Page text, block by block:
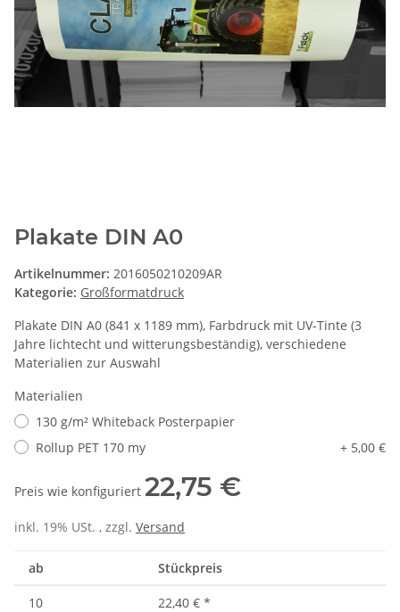
Plakate DIN A0
Artikelnummer: 2016050210209AR
Kategorie: Großformatdruck
Plakate DIN A0 (841 x 1189 mm), Farbdruck mit UV-Tinte (3
Jahre lichtecht und witterungsbeständig), verschiedene
Materialien zur Auswahl
Materialien
130 g/m² Whiteback Posterpapier
Rollup PET 170 my
+ 5,00 €
Preis wie konfiguriert 22,75 €
inkl. 19% USt. , zzgl. Versand
ab Stückpreis
10 22,40 € *